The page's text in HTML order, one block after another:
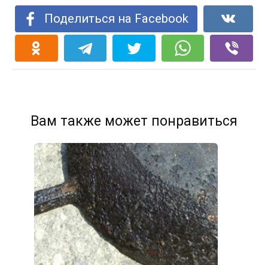
Поделиться на Facebook
Вам также может понравиться